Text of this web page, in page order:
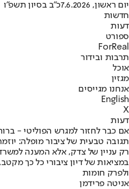
יום ראשון, 7.6.2026
כ"ב בסיון תשפ"ו
חדשות
דעות
ספורט
ForReal
תרבות ובידור
אוכל
מגזין
אנחנו מגייסים
English
X
דעות
אם כבר לחזור למגרש הפוליטי -
תגובה טבעית של ציבור מופלה:
רק עניין של צדק, אלא המענה
במציאות של דיון ציבורי כל כך
ולפרק חומות
אניטה פרידמן